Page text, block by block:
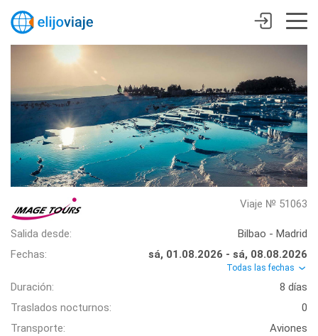
Viaje № 51063
Salida desde:
Bilbao - Madrid
Fechas:
sá, 01.08.2026 - sá, 08.08.2026
Todas las fechas
Duración:
8 días
Traslados nocturnos:
0
Transporte:
Aviones